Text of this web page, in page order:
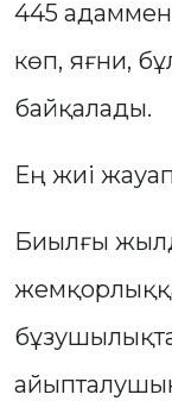
445 адаммен
көп, яғни,
байқалады.
Ең жиі
Биылғы